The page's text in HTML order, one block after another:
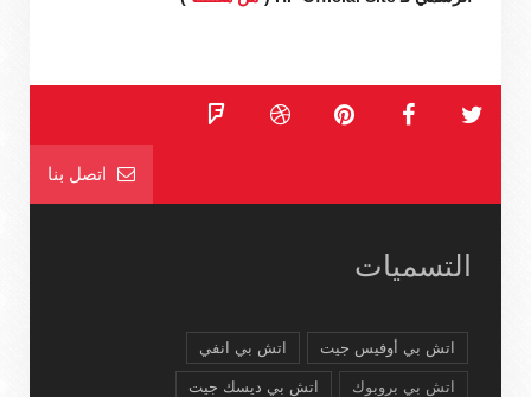
اتصل بنا
التسميات
اتش بي أوفيس جيت اتش بي انفي
اتش بي بروبوك اتش بي ديسك جيت